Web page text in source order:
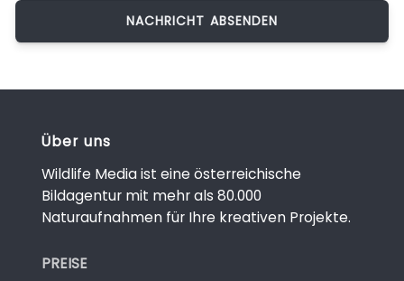
Über uns
Wildlife Media ist eine österreichische
Bildagentur mit mehr als 80.000
Naturaufnahmen für Ihre kreativen Projekte.
PREISE